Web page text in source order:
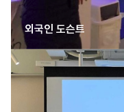
외국인 도슨트